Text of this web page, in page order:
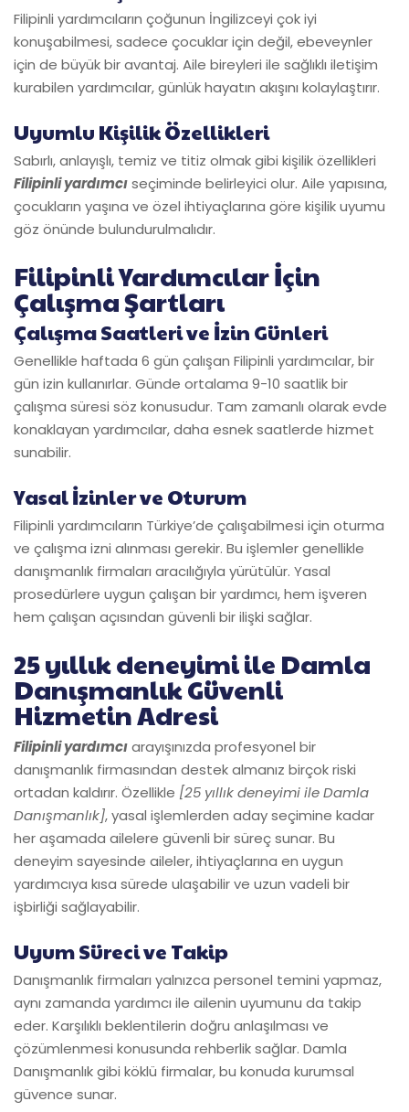
Filipinli yardımcıların çoğunun İngilizceyi çok iyi
konuşabilmesi, sadece çocuklar için değil, ebeveynler
için de büyük bir avantaj. Aile bireyleri ile sağlıklı iletişim
kurabilen yardımcılar, günlük hayatın akışını kolaylaştırır.
Uyumlu Kişilik Özellikleri
Sabırlı, anlayışlı, temiz ve titiz olmak gibi kişilik özellikleri
Filipinli yardımcıseçiminde belirleyici olur. Aile yapısına,
çocukların yaşına ve özel ihtiyaçlarına göre kişilik uyumu
göz önünde bulundurulmalıdır.
Filipinli Yardımcılar İçin
Çalışma Şartları
Çalışma Saatleri ve İzin Günleri
Genellikle haftada 6 gün çalışan Filipinli yardımcılar, bir
gün izin kullanırlar. Günde ortalama 9-10 saatlik bir
çalışma süresi söz konusudur. Tam zamanlı olarak evde
konaklayan yardımcılar, daha esnek saatlerde hizmet
sunabilir.
Yasal İzinler ve Oturum
Filipinli yardımcıların Türkiye’de çalışabilmesi için oturma
ve çalışma izni alınması gerekir. Bu işlemler genellikle
danışmanlık firmaları aracılığıyla yürütülür. Yasal
prosedürlere uygun çalışan bir yardımcı, hem işveren
hem çalışan açısından güvenli bir ilişki sağlar.
25 yıllık deneyimi ile Damla
Danışmanlık Güvenli
Hizmetin Adresi
Filipinli yardımcıarayışınızda profesyonel bir
danışmanlık firmasından destek almanız birçok riski
ortadan kaldırır. Özellikle [25 yıllık deneyimi ile Damla
Danışmanlık], yasal işlemlerden aday seçimine kadar
her aşamada ailelere güvenli bir süreç sunar. Bu
deneyim sayesinde aileler, ihtiyaçlarına en uygun
yardımcıya kısa sürede ulaşabilir ve uzun vadeli bir
işbirliği sağlayabilir.
Uyum Süreci ve Takip
Danışmanlık firmaları yalnızca personel temini yapmaz,
aynı zamanda yardımcı ile ailenin uyumunu da takip
eder. Karşılıklı beklentilerin doğru anlaşılması ve
çözümlenmesi konusunda rehberlik sağlar. Damla
Danışmanlık gibi köklü firmalar, bu konuda kurumsal
güvence sunar.